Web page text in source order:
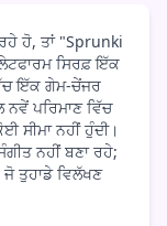
ਹੋ, ਤਾਂ "Sprunki
ਸਿਰਫ਼ ਇੱਕ
ਇੱਕ ਗੇਮ-ਚੇਂਜਰ
ਪਰਿਮਾਣ ਵਿੱਚ
ਸੀਮਾ ਨਹੀਂ ਹੁੰਦੀ।
ਨਹੀਂ ਬਣਾ ਰਹੇ;
ਤੁਹਾਡੇ ਵਿਲੱਖਣ